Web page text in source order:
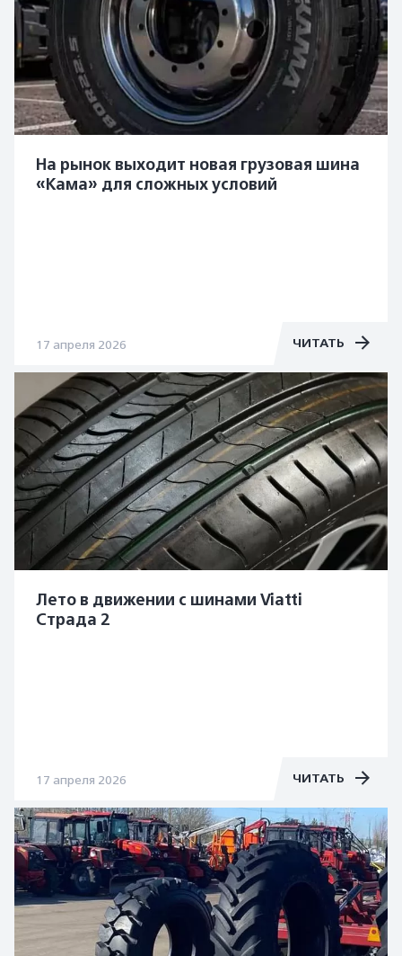
На рынок выходит новая грузовая шина
«Кама» для сложных условий
17 апреля 2026 ЧИТАТЬ
Лето в движении с шинами Viatti
Страда 2
17 апреля 2026 ЧИТАТЬ